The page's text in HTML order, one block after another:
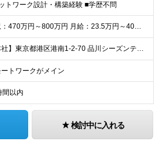
トワーク設計・構築経験 ■学歴不問
年収：470万円～800万円 月給：23.5万円～40万円（月給＝基本給） ※残業代は全額支給します ※試用期間3ヵ月あり。期間中、給与・待遇などに差異はありません
【本社】東京都港区港南1-2-70 品川シーズンテラス24F ・転勤の可能性：なし ※屋内禁煙（屋内：加熱式たばこ専用喫煙室設置／屋外：喫煙専用スペースあり）
ートワークがメイン
間以内
検討中に入れる